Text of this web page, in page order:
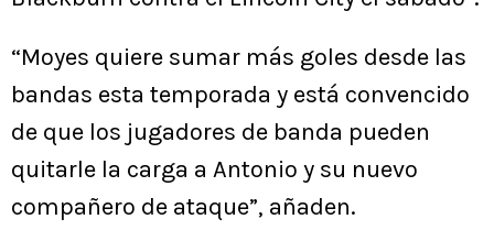
“Moyes quiere sumar más goles desde las
bandas esta temporada y está convencido
de que los jugadores de banda pueden
quitarle la carga a Antonio y su nuevo
compañero de ataque”, añaden.